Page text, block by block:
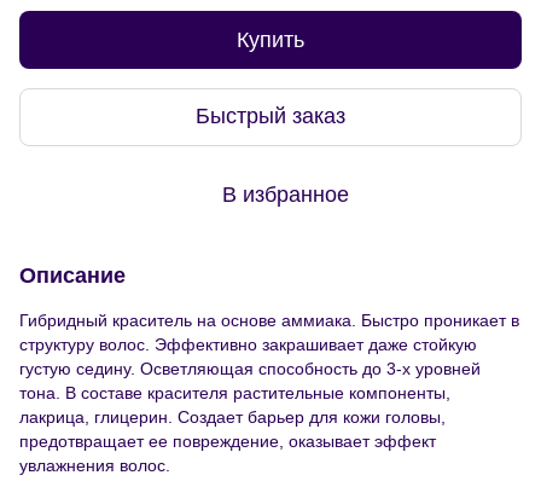
Купить
Быстрый заказ
В избранное
Описание
Гибридный краситель на основе аммиака. Быстро проникает в
структуру волос. Эффективно закрашивает даже стойкую
густую седину. Осветляющая способность до 3-х уровней
тона. В составе красителя растительные компоненты,
лакрица, глицерин. Создает барьер для кожи головы,
предотвращает ее повреждение, оказывает эффект
увлажнения волос.